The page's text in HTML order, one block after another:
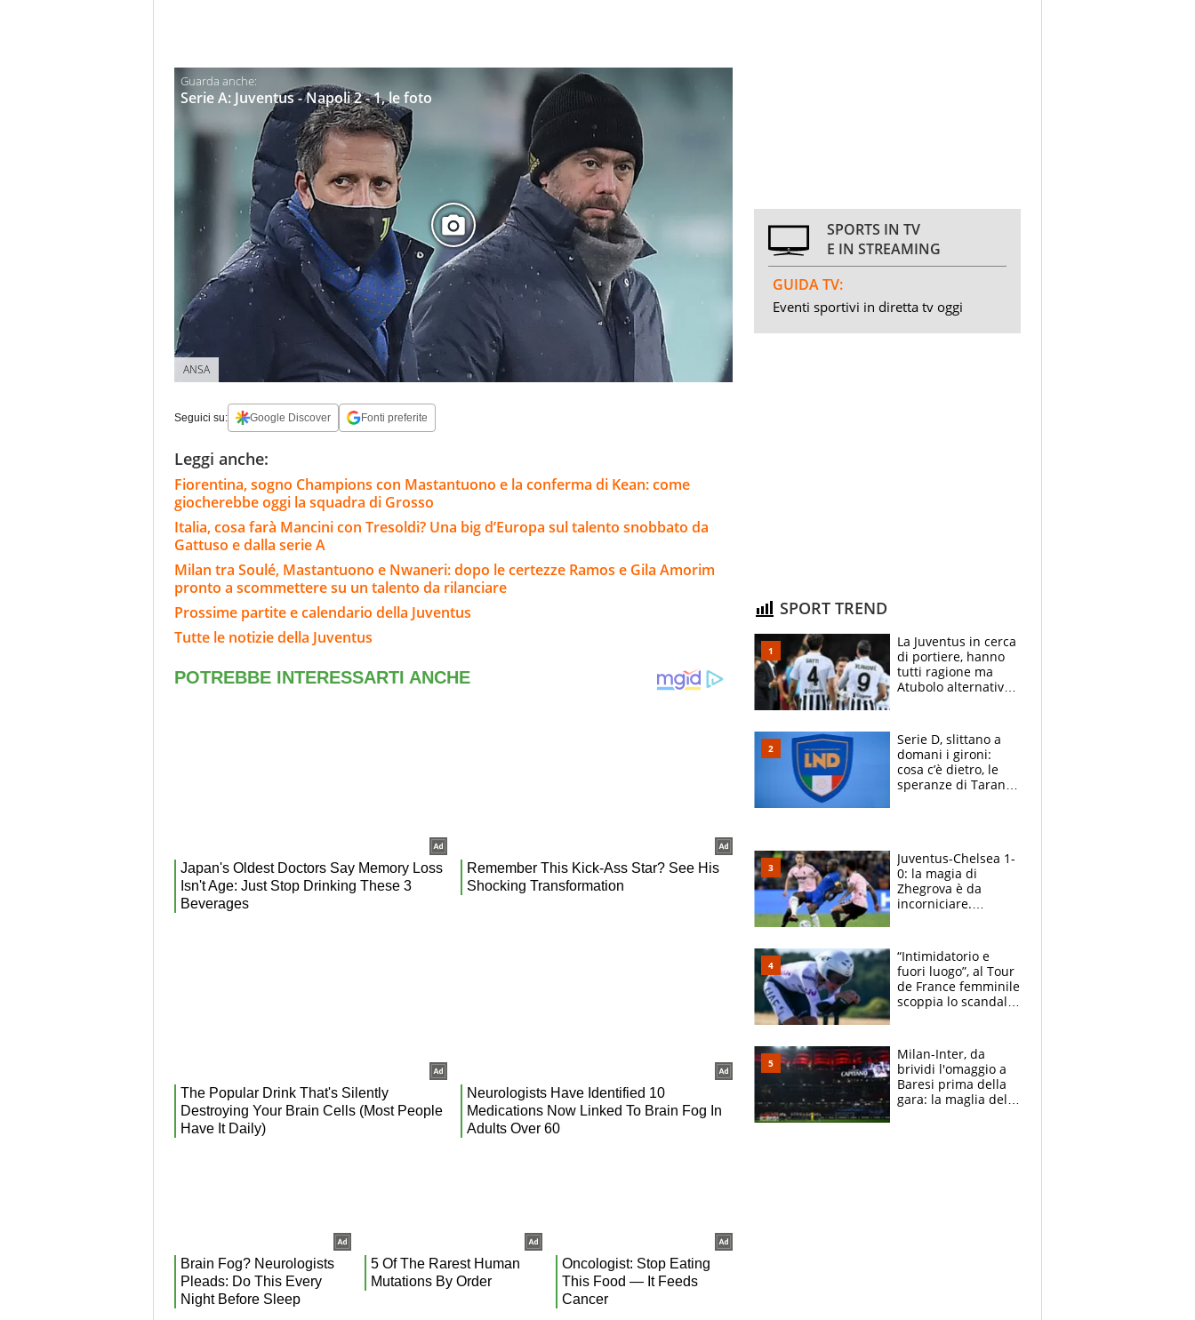
Serie A: Juventus - Napoli 2 - 1, le foto
ANSA
Seguici su: Google Discover Fonti preferite
Leggi anche:
Fiorentina, sogno Champions con Mastantuono e la conferma di Kean: come
giocherebbe oggi la squadra di Grosso
Italia, cosa farà Mancini con Tresoldi? Una big d’Europa sul talento snobbato da
Gattuso e dalla serie A
Milan tra Soulé, Mastantuono e Nwaneri: dopo le certezze Ramos e Gila Amorim
pronto a scommettere su un talento da rilanciare
Prossime partite e calendario della Juventus
Tutte le notizie della Juventus
SPORTS IN TV
E IN STREAMING
GUIDA TV:
Eventi sportivi in diretta tv oggi
SPORT TREND
La Juventus in cerca
di portiere, hanno
tutti ragione ma
Atubolo alternativa
rimane Milinkovic-
Savic
Serie D, slittano a
domani i gironi:
cosa c’è dietro, le
speranze di Taranto
Juventus-Chelsea 1-
0: la magia di
Zhegrova è da
incorniciare.
ancora, la porta
inviolata
“Intimidatorio e
fuori luogo”, al Tour
de France femminile
scoppia lo scandalo:
atlete
Milan-Inter, da
brividi l'omaggio a
Baresi prima della
gara: la maglia del